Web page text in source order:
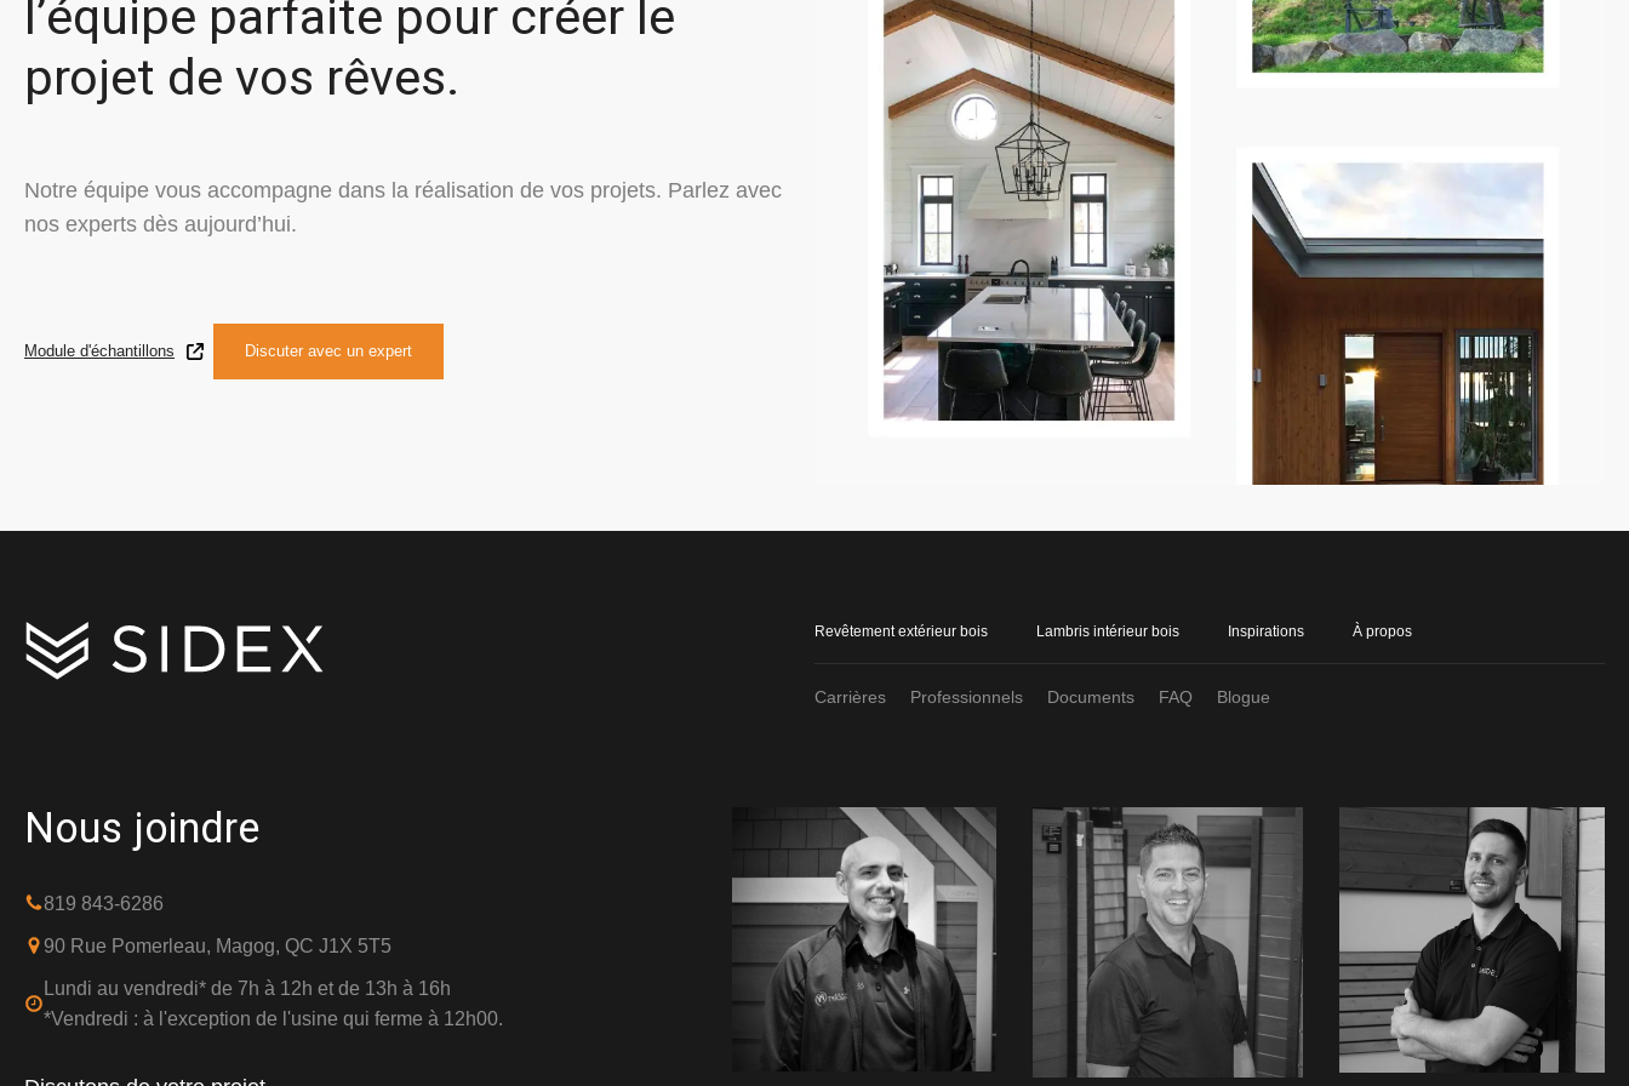
l’équipe parfaite pour créer le
projet de vos rêves.
Notre équipe vous accompagne dans la réalisation de vos projets. Parlez avec
nos experts dès aujourd’hui.
Module d'échantillons Discuter avec un expert
Revêtement extérieur bois Lambris intérieur bois Inspirations À propos
Carrières Professionnels Documents FAQ Blogue
Nous joindre
819 843-6286
90 Rue Pomerleau, Magog, QC J1X 5T5
Lundi au vendredi* de 7h à 12h et de 13h à 16h
*Vendredi : à l'exception de l'usine qui ferme à 12h00.